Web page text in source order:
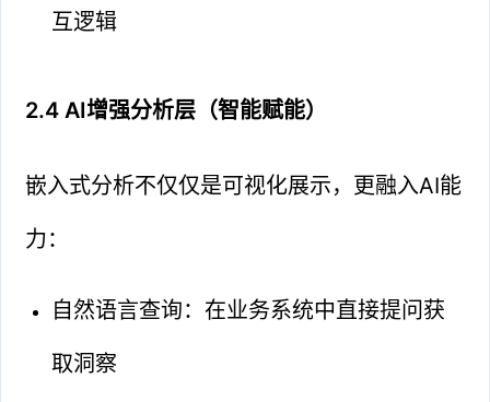
互逻辑
2.4 AI增强分析层（智能赋能）
嵌入式分析不仅仅是可视化展示，更融入AI能
力：
自然语言查询：在业务系统中直接提问获
取洞察